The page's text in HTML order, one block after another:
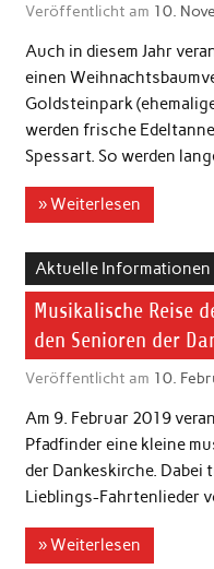
Veröffentlicht am 10.
Auch in diesem Jahr
einen
Goldsteinpark
werden frische
Spessart. So werden
» Weiterlesen
Aktuelle Informationen
Musikalische Reise
den Senioren der
Veröffentlicht am 10.
Am 9. Februar 2019
Pfadfinder eine kleine
der Dankeskirche.
Lieblings-Fahrtenlieder
» Weiterlesen